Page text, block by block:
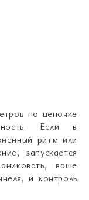
по цепочке
Если в
ритм или
запускается
ваше
и контроль